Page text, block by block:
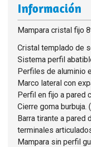
Información
Mampara cristal fijo
Cristal templado de
Sistema perfil
Perfiles de aluminio
Marco lateral con
Perfil en fijo a pared
Cierre goma burbuja.
Barra tirante a pared
terminales
Mampara sin perfil